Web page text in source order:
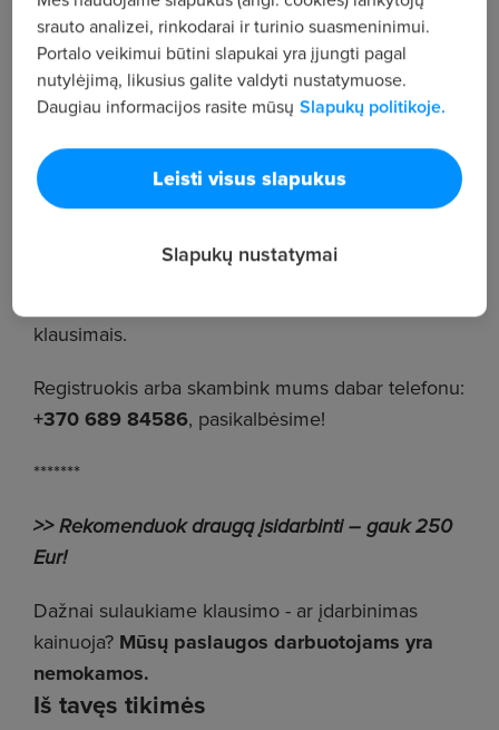
Iš tavęs tikimės
žaliavų pajamavimas ir duomenų suvedimas į
verslo valdymo sistemą;
identifikacinių lipdukų spausdinimas ir
klijavimas ant komponentų plokščių;
gautų žaliavų tikrinimas bei neatitikčių
fiksavimas;
ataskaitų rengimas;
klausimais.
Registruokis arba skambink mums dabar telefonu:
+370 689 84586, pasikalbėsime!
*******
>> Rekomenduok draugą įsidarbinti – gauk 250
Eur!
Dažnai sulaukiame klausimo - ar įdarbinimas
kainuoja? Mūsų paslaugos darbuotojams yra
nemokamos.
srauto analizei, rinkodarai ir turinio suasmeninimui.
Portalo veikimui būtini slapukai yra įjungti pagal
nutylėjimą, likusius galite valdyti nustatymuose.
Daugiau informacijos rasite mūsų Slapukų politikoje.
Leisti visus slapukus
Slapukų nustatymai